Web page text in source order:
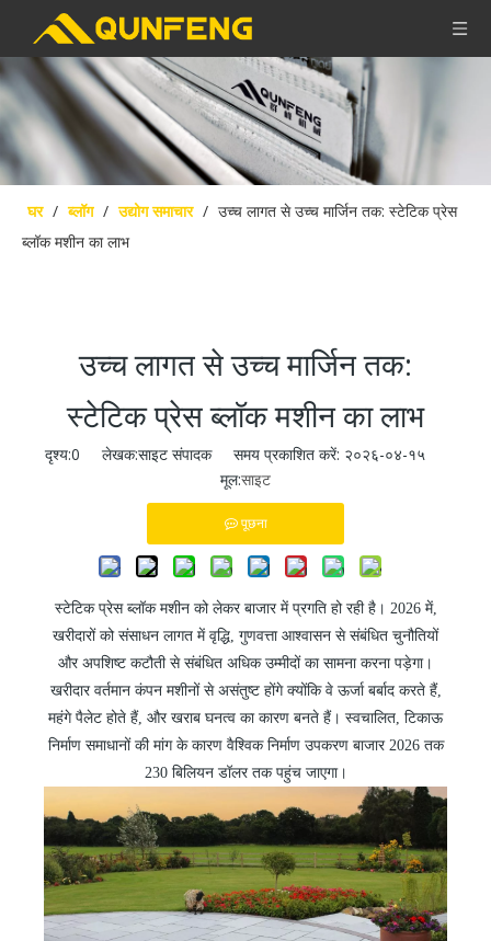
घर / ब्लॉग / उद्योग समाचार / उच्च लागत से उच्च मार्जिन तक: स्टेटिक प्रेस
ब्लॉक मशीन का लाभ
उच्च लागत से उच्च मार्जिन तक:
स्टेटिक प्रेस ब्लॉक मशीन का लाभ
दृश्य:0 लेखक:साइट संपादक समय प्रकाशित करें: २०२६-०४-१५
मूल:साइट
पूछना
स्टेटिक प्रेस ब्लॉक मशीन को लेकर बाजार में प्रगति हो रही है। 2026 में,
खरीदारों को संसाधन लागत में वृद्धि, गुणवत्ता आश्वासन से संबंधित चुनौतियों
और अपशिष्ट कटौती से संबंधित अधिक उम्मीदों का सामना करना पड़ेगा।
खरीदार वर्तमान कंपन मशीनों से असंतुष्ट होंगे क्योंकि वे ऊर्जा बर्बाद करते हैं,
महंगे पैलेट होते हैं, और खराब घनत्व का कारण बनते हैं। स्वचालित, टिकाऊ
निर्माण समाधानों की मांग के कारण वैश्विक निर्माण उपकरण बाजार 2026 तक
230 बिलियन डॉलर तक पहुंच जाएगा।